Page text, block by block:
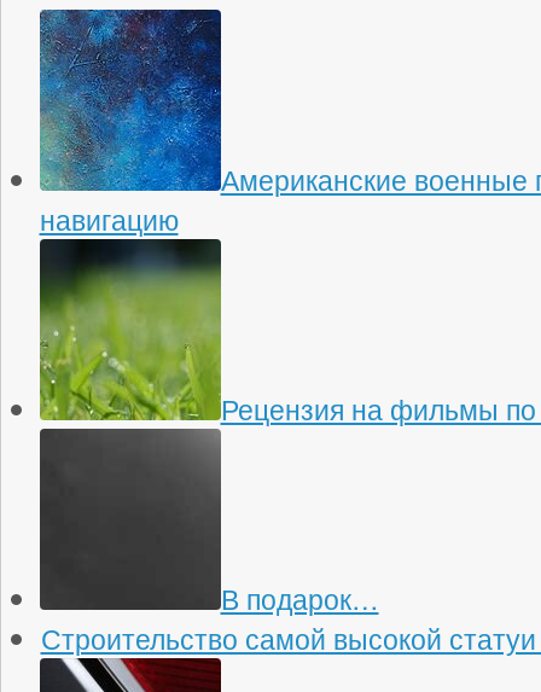
Американские военные
навигацию
Рецензия на фильмы по
В подарок…
Строительство самой высокой